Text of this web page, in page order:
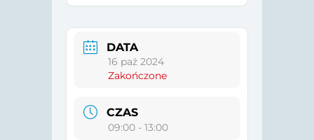
DATA
16 paź 2024
Zakończone
CZAS
09:00 - 13:00